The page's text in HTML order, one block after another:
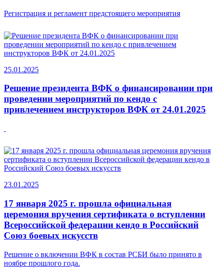
Регистрация и регламент предстоящего мероприятия
25.01.2025
Решение президента ВФК о финансировании при
проведении мероприятий по кендо с
привлечением инструкторов ВФК от 24.01.2025
23.01.2025
17 января 2025 г. прошла официальная
церемония вручения сертификата о вступлении
Всероссийской федерации кендо в Российский
Союз боевых искусств
Решение о включении ВФК в состав РСБИ было принято в
ноябре прошлого года.